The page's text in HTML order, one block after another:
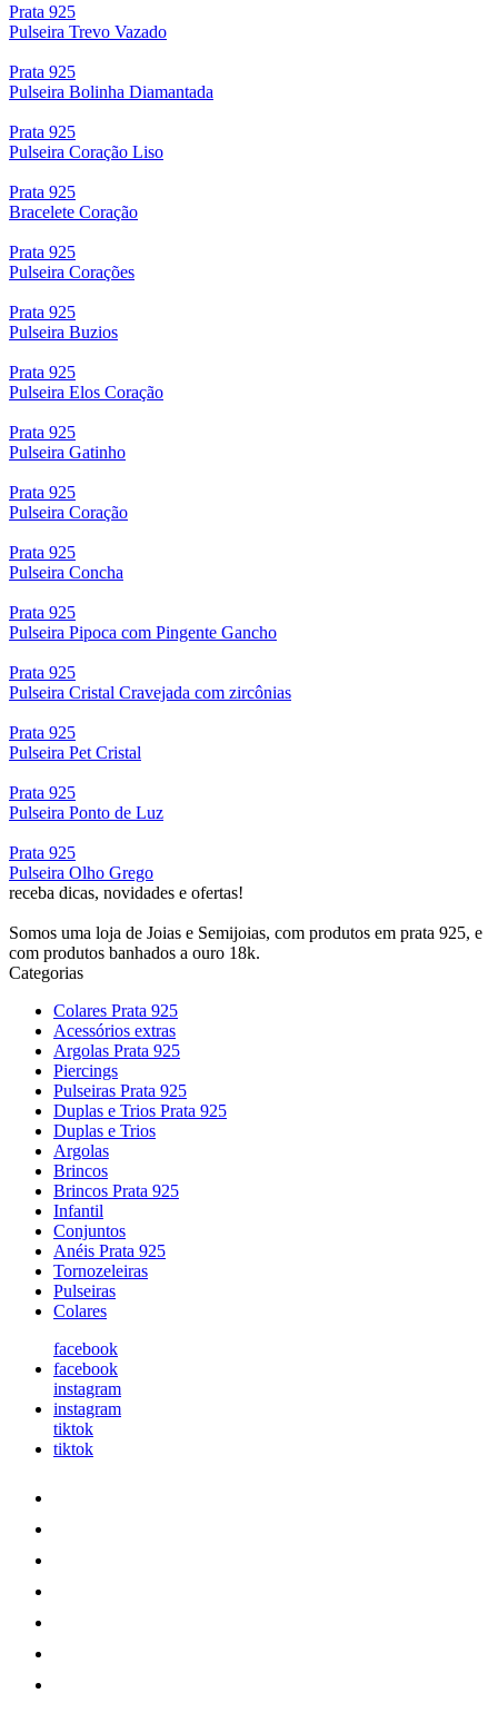
Prata 925
Pulseira Trevo Vazado
Prata 925
Pulseira Bolinha Diamantada
Prata 925
Pulseira Coração Liso
Prata 925
Bracelete Coração
Prata 925
Pulseira Corações
Prata 925
Pulseira Buzios
Prata 925
Pulseira Elos Coração
Prata 925
Pulseira Gatinho
Prata 925
Pulseira Coração
Prata 925
Pulseira Concha
Prata 925
Pulseira Pipoca com Pingente Gancho
Prata 925
Pulseira Cristal Cravejada com zircônias
Prata 925
Pulseira Pet Cristal
Prata 925
Pulseira Ponto de Luz
Prata 925
Pulseira Olho Grego
receba dicas, novidades e ofertas!
Somos uma loja de Joias e Semijoias, com produtos em prata 925, e
com produtos banhados a ouro 18k.
Categorias
Colares Prata 925
Acessórios extras
Argolas Prata 925
Piercings
Pulseiras Prata 925
Duplas e Trios Prata 925
Duplas e Trios
Argolas
Brincos
Brincos Prata 925
Infantil
Conjuntos
Anéis Prata 925
Tornozeleiras
Pulseiras
Colares
facebook
facebook
instagram
instagram
tiktok
tiktok